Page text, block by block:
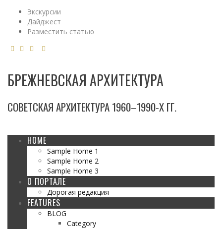
Экскурсии
Дайджест
Разместить статью
БРЕЖНЕВСКАЯ АРХИТЕКТУРА
СОВЕТСКАЯ АРХИТЕКТУРА 1960–1990-Х ГГ.
HOME
Sample Home 1
Sample Home 2
Sample Home 3
О ПОРТАЛЕ
Дорогая редакция
FEATURES
BLOG
Category